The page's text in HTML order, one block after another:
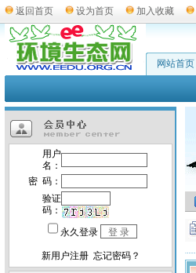
返回首页 设为首页 加入收藏
网站首页